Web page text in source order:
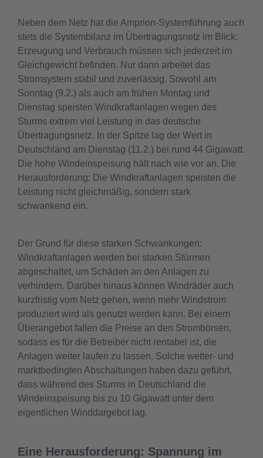
Neben dem Netz hat die Amprion-Systemführung auch
stets die Systembilanz im Übertragungsnetz im Blick:
Erzeugung und Verbrauch müssen sich jederzeit im
Gleichgewicht befinden. Nur dann arbeitet das
Stromsystem stabil und zuverlässig. Sowohl am
Sonntag (9.2.) als auch am frühen Montag und
Dienstag speisten Windkraftanlagen wegen des
Sturms extrem viel Leistung in das deutsche
Übertragungsnetz. In der Spitze lag der Wert in
Deutschland am Dienstag (11.2.) bei rund 44 Gigawatt.
Die hohe Windeinspeisung hält nach wie vor an. Die
Herausforderung: Die Windkraftanlagen speisten die
Leistung nicht gleichmäßig, sondern stark
schwankend ein.
Der Grund für diese starken Schwankungen:
Windkraftanlagen werden bei starken Stürmen
abgeschaltet, um Schäden an den Anlagen zu
verhindern. Darüber hinaus können Windräder auch
kurzfristig vom Netz gehen, wenn mehr Windstrom
produziert wird als genutzt werden kann. Bei einem
Überangebot fallen die Preise an den Strombörsen,
sodass es für die Betreiber nicht rentabel ist, die
Anlagen weiter laufen zu lassen. Solche wetter- und
marktbedingten Abschaltungen haben dazu geführt,
dass während des Sturms in Deutschland die
Windeinspeisung bis zu 10 Gigawatt unter dem
eigentlichen Winddargebot lag.
Eine Herausforderung: Spannung im